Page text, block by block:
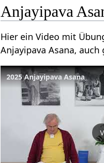
Anjayipava
Hier ein Video mit
Anjayipava Asana, auch
2025 Anjayipava Asana